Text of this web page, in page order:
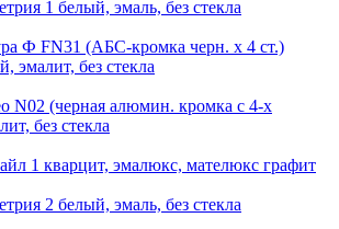
1 белый, эмаль, без стекла
Ф FN31 (АБС-кромка черн. х 4 ст.)
эмалит, без стекла
N02 (черная алюмин. кромка с 4-х
без стекла
1 кварцит, эмалюкс, мателюкс графит
2 белый, эмаль, без стекла